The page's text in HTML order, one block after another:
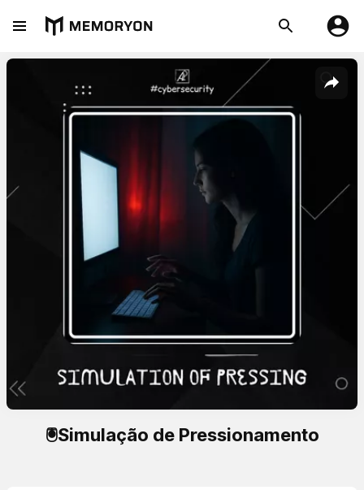
🖲️Simulação de Pressionamento